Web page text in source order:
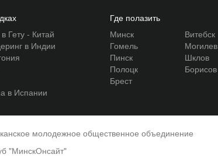
Гету - Китай
в Индии
в Испании
Где полазить
Минск
Витебск
Гомель
Могилев
Пинск
Шклов
Полоцк
Борисов
Брест
молодежное общественное объединение
"МинскОнсайт"